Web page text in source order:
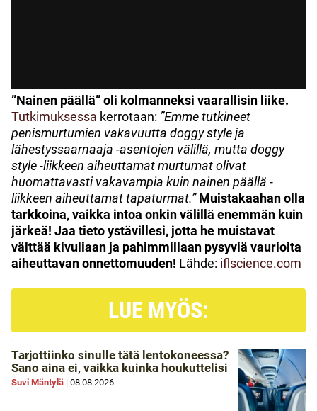
”Nainen päällä” oli kolmanneksi vaarallisin liike.
Tutkimuksessa kerrotaan: ”Emme tutkineet
penismurtumien vakavuutta doggy style ja
lähestyssaarnaaja -asentojen välillä, mutta doggy
style -liikkeen aiheuttamat murtumat olivat
huomattavasti vakavampia kuin nainen päällä -
liikkeen aiheuttamat tapaturmat.” Muistakaahan olla
tarkkoina, vaikka intoa onkin välillä enemmän kuin
järkeä! Jaa tieto ystävillesi, jotta he muistavat
välttää kivuliaan ja pahimmillaan pysyviä vaurioita
aiheuttavan onnettomuuden! Lähde: iflscience.com
LUE MYÖS:
Tarjottiinko sinulle tätä lentokoneessa?
Sano aina ei, vaikka kuinka houkuttelisi
Suvi Mäntylä | 08.08.2026